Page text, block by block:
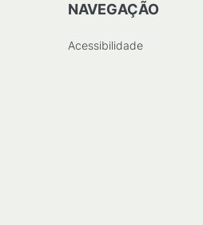
NAVEGAÇÃO
Acessibilidade